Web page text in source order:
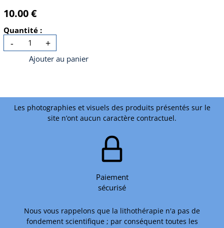
10.00 €
Quantité :
- +
Ajouter au panier
Les photographies et visuels des produits présentés sur le
site n’ont aucun caractère contractuel.
Paiement
sécurisé
Nous vous rappelons que la lithothérapie n'a pas de
fondement scientifique ; par conséquent toutes les